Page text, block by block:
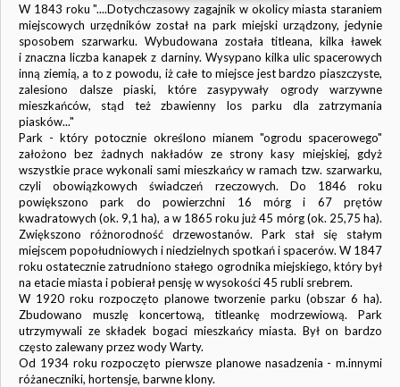
W 1843 roku "....Dotychczasowy zagajnik w okolicy miasta staraniem
miejscowych urzędników został na park miejski urządzony, jedynie
sposobem szarwarku. Wybudowana została titleana, kilka ławek
i znaczna liczba kanapek z darniny. Wysypano kilka ulic spacerowych
inną ziemią, a to z powodu, iż całe to miejsce jest bardzo piaszczyste,
zalesiono dalsze piaski, które zasypywały ogrody warzywne
mieszkańców, stąd też zbawienny los parku dla zatrzymania
piasków..."
Park - który potocznie określono mianem "ogrodu spacerowego"
założono bez żadnych nakładów ze strony kasy miejskiej, gdyż
wszystkie prace wykonali sami mieszkańcy w ramach tzw. szarwarku,
czyli obowiązkowych świadczeń rzeczowych. Do 1846 roku
powiększono park do powierzchni 16 mórg i 67 prętów
kwadratowych (ok. 9,1 ha), a w 1865 roku już 45 mórg (ok. 25,75 ha).
Zwiększono różnorodność drzewostanów. Park stał się stałym
miejscem popołudniowych i niedzielnych spotkań i spacerów. W 1847
roku ostatecznie zatrudniono stałego ogrodnika miejskiego, który był
na etacie miasta i pobierał pensję w wysokości 45 rubli srebrem.
W 1920 roku rozpoczęto planowe tworzenie parku (obszar 6 ha).
Zbudowano muszlę koncertową, titleankę modrzewiową. Park
utrzymywali ze składek bogaci mieszkańcy miasta. Był on bardzo
często zalewany przez wody Warty.
Od 1934 roku rozpoczęto pierwsze planowe nasadzenia - m.innymi
różaneczniki, hortensje, barwne klony.